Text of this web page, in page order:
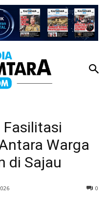
Fasilitasi
Warga
di Sajau
0